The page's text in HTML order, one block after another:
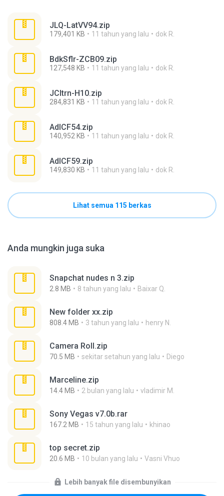
JLQ-LatVV94.zip
179,401 KB 11 tahun yang lalu dok R.
BdkSflr-ZCB09.zip
127,548 KB 11 tahun yang lalu dok R.
JCltrn-H10.zip
284,831 KB 11 tahun yang lalu dok R.
AdlCF54.zip
140,952 KB 11 tahun yang lalu dok R.
AdlCF59.zip
149,830 KB 11 tahun yang lalu dok R.
Lihat semua 115 berkas
Anda mungkin juga suka
Snapchat nudes n 3.zip
2.8 MB 8 tahun yang lalu Baixar Q.
New folder xx.zip
808.4 MB 3 tahun yang lalu henry N.
Camera Roll.zip
70.5 MB sekitar setahun yang lalu Diego
Marceline.zip
14.4 MB 2 bulan yang lalu vladimir M.
Sony Vegas v7.0b.rar
167.2 MB 15 tahun yang lalu khinao
top secret.zip
20.6 MB 10 bulan yang lalu Vasni Vhuo
Lebih banyak file disembunyikan